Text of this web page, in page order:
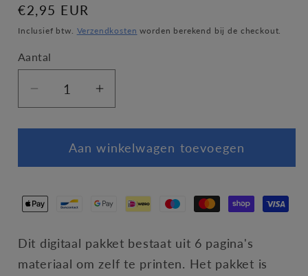
Normale
prijs
€2,95 EUR
Inclusief btw. Verzendkosten worden berekend bij de checkout.
Aantal
Aantal
voor
Anna&#39;s
tandartsdiploma
Aantal
voor
Anna&#39;s
tandartsdiploma
Aan winkelwagen toevoegen
Dit digitaal pakket bestaat uit 6 pagina's
materiaal om zelf te printen. Het pakket is